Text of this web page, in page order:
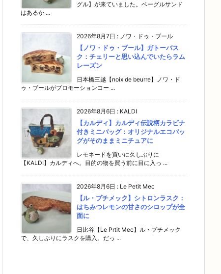
グル】が来ていました。ベーグルサンド
はあるか ...
2026年8月7日 : ノワ・ドゥ・ブール
【ノワ・ドゥ・ブール】ガトーバス
ク：チェリーと思い込んでいたらラム
レーズン
日本橋三越【noix de beurre】ノワ・ド
ゥ・ブールがプロモーションコー ...
2026年8月6日 : KALDI
【カルディ】カルディ伝説柄カラビナ
付きミニバッグ：オリジナルエコバッ
グがそのままミニチュアに
レモネードを買いに久しぶりに
【KALDI】カルディへ。目的の物を買う前に目に入っ ...
2026年8月6日 : Le Petit Mec
【ル・プチメック】シトロンラスク：
はちみつレモンの甘さのシロップが全
面に
日比谷【Le Prtit Mec】ル・プチメック
で、久しぶりにラスクを購入。だっ ...